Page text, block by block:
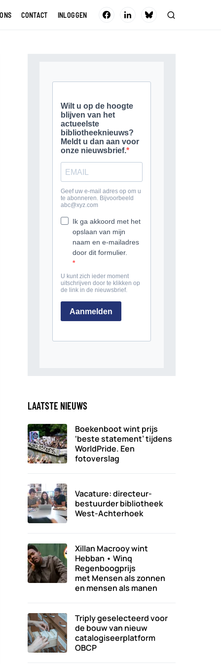
CONTACT INLOGGEN
LAATSTE NIEUWS
Boekenboot wint prijs
‘beste statement’ tijdens
WorldPride. Een
fotoverslag
Vacature: directeur-
bestuurder bibliotheek
West-Achterhoek
Xillan Macrooy wint
Hebban • Winq
Regenboogprijs
met Mensen als zonnen
en mensen als manen
Triply geselecteerd voor
de bouw van nieuw
catalogiseerplatform
OBCP